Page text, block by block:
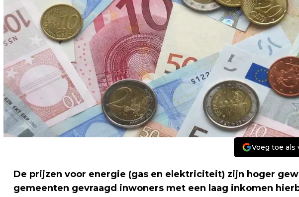
Voeg toe als
De prijzen voor energie (gas en elektriciteit) zijn hoger
gemeenten gevraagd inwoners met een laag inkomen